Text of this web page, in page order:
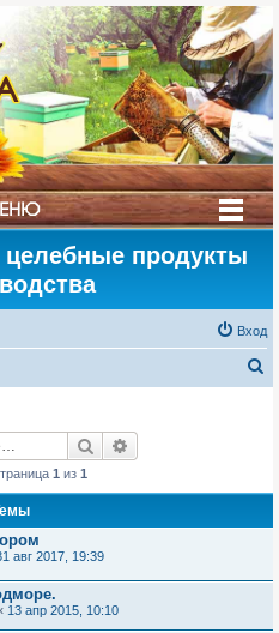
продукты
Вход
Поиск
1 из 1
авг 2017, 19:39
13 апр 2015, 10:10